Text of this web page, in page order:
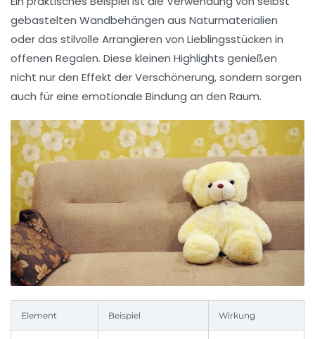
gebastelten Wandbehängen aus Naturmaterialien
oder das stilvolle Arrangieren von Lieblingsstücken in
offenen Regalen. Diese kleinen Highlights genießen
nicht nur den Effekt der Verschönerung, sondern sorgen
auch für eine emotionale Bindung an den Raum.
Element Beispiel Wirkung